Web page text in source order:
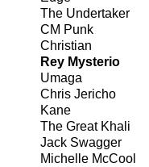
The Undertaker
CM Punk
Christian
Rey Mysterio
Umaga
Chris Jericho
Kane
The Great Khali
Jack Swagger
Michelle McCool